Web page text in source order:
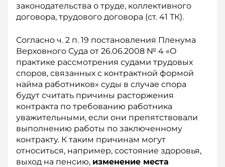
законодательства о труде, коллективного
договора, трудового договора (ст. 41 ТК).
Согласно ч. 2 п. 19 постановления Пленума
Верховного Суда от 26.06.2008 № 4 «О
практике рассмотрения судами трудовых
споров, связанных с контрактной формой
найма работников» суды в случае спора
будут считать причины расторжения
контракта по требованию работника
уважительными, если они препятствовали
выполнению работы по заключенному
контракту. К таким причинам могут
относиться, например, состояние здоровья,
выход на пенсию, изменение места